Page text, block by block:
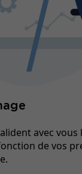
avec
de vos